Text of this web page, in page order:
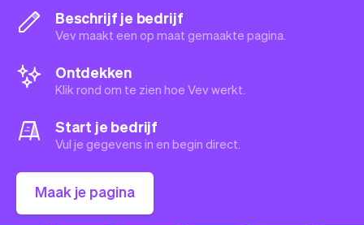
Beschrijf je bedrijf
Vev maakt een op maat gemaakte pagina.
Ontdekken
Klik rond om te zien hoe Vev werkt.
Start je bedrijf
Vul je gegevens in en begin direct.
Maak je pagina